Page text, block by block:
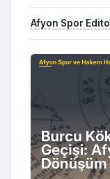
Afyon Spor